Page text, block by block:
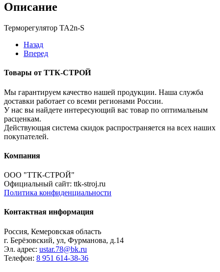
Описание
Терморегулятор TA2n-S
Назад
Вперед
Товары от ТТК-СТРОЙ
Мы гарантируем качество нашей продукции. Наша служба
доставки работает со всеми регионами России.
У нас вы найдете интересующий вас товар по оптимальным
расценкам.
Действующая система скидок распространяется на всех наших
покупателей.
Компания
ООО "ТТК-СТРОЙ"
Официальный сайт: ttk-stroj.ru
Политика конфиденциальности
Контактная информация
Россия, Кемеровская область
г. Берёзовский, ул, Фурманова, д.14
Эл. адрес: ustar.78@bk.ru
Телефон: 8 951 614-38-36